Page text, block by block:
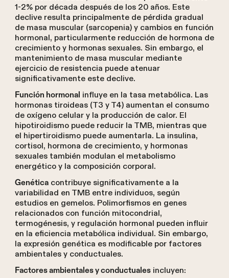
1-2% por década después de los 20 años. Este
declive resulta principalmente de pérdida gradual
de masa muscular (sarcopenia) y cambios en función
hormonal, particularmente reducción de hormona de
crecimiento y hormonas sexuales. Sin embargo, el
mantenimiento de masa muscular mediante
ejercicio de resistencia puede atenuar
significativamente este declive.
Función hormonal influye en la tasa metabólica. Las
hormonas tiroideas (T3 y T4) aumentan el consumo
de oxígeno celular y la producción de calor. El
hipotiroidismo puede reducir la TMB, mientras que
el hipertiroidismo puede aumentarla. La insulina,
cortisol, hormona de crecimiento, y hormonas
sexuales también modulan el metabolismo
energético y la composición corporal.
Genéticacontribuye significativamente a la
variabilidad en TMB entre individuos, según
estudios en gemelos. Polimorfismos en genes
relacionados con función mitocondrial,
termogénesis, y regulación hormonal pueden influir
en la eficiencia metabólica individual. Sin embargo,
la expresión genética es modificable por factores
ambientales y conductuales.
Factores ambientales y conductualesincluyen: